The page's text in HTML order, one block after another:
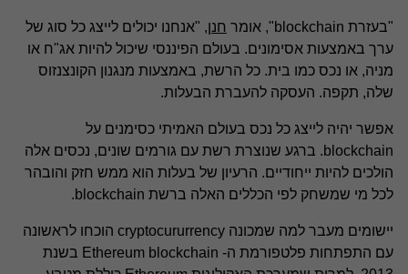
"בעזרת blockchain", אומר חנן, "אנחנו יכולים לייצג כל סוג של
ערך באמצעות אסימונים. בעולם הפיננסי שיכול להיות אג"ח או
מניה, או נכס כמו בית. כל הרשת, באמצעות מנגנון הקונצנזוס
שלה, תקפה. העסקה להעברת הבעלות.
אפשר יהיה לייצג כל נכס בעולם האמיתי כסימנים על
blockchain. ברגע שנוצרת רשת עם גורמים שונים, נכסים אלה
הולכים להיות ייחודיים. הרעיון של בעלות הוא ממש חזק והובהר
לכל מי שמשחק לפי הכללים האלה ברשת blockchain.
יישומים מעבר למה שמכונה cryptocururrency הוכחו לראשונה
עם התפתחות פלטפורמת ה- Ethereum blockchain בשנת